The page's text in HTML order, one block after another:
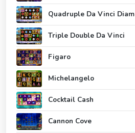
Quadruple Da Vinci Diam
Triple Double Da Vinci
Figaro
Michelangelo
Cocktail Cash
Cannon Cove